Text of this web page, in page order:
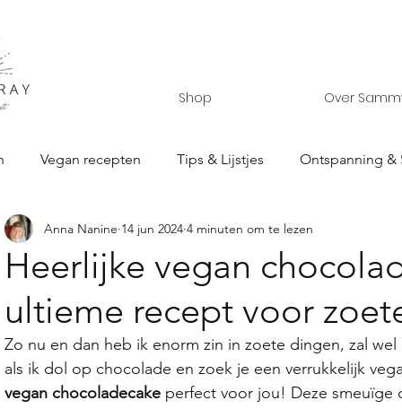
Shop Over
Vegan recepten Tips & Lijstjes Ontspanning &
Cadeau's Sammy Ray Interieur & Accessoires
Heerlijke vegan
ultieme recept voor
Anna Nanine 14 jun 2024 4 minuten om te lezen
Zo nu en dan heb ik enorm zin in zoete dingen, zal
als ik dol op chocolade en zoek je een verrukkelijk
vegan chocoladecake perfect voor jou! Deze smeuïge